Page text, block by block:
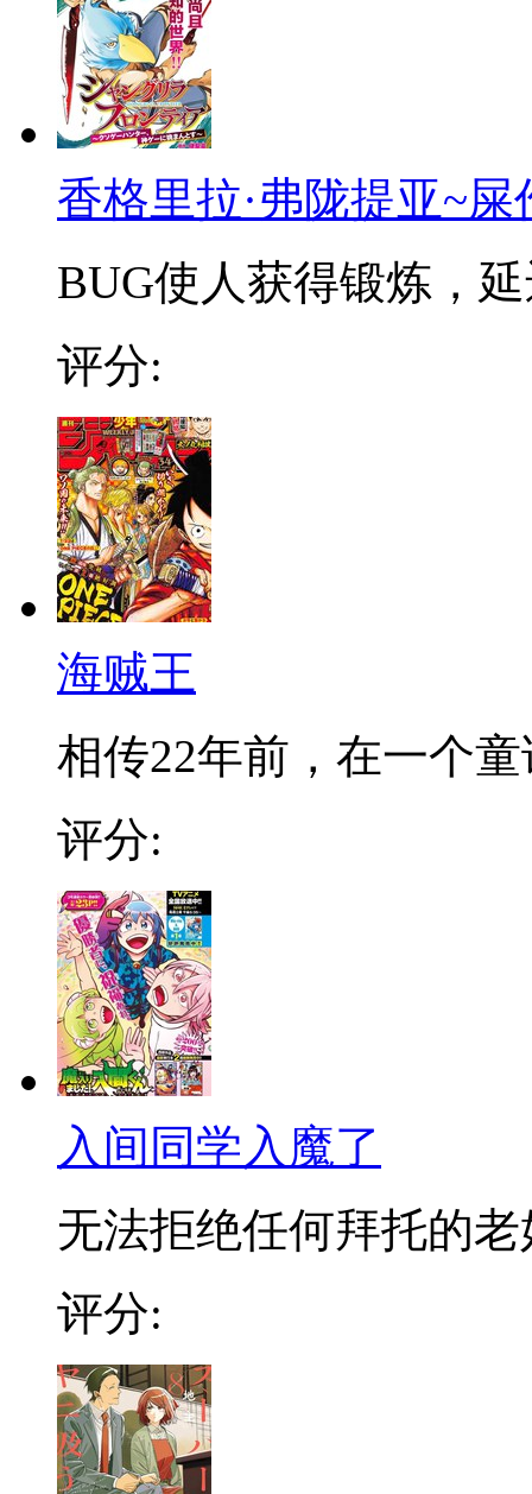
香格里拉·弗陇提亚~
BUG使人获得锻炼，
评分:
海贼王
相传22年前，在一个
评分:
入间同学入魔了
无法拒绝任何拜托的老
评分: